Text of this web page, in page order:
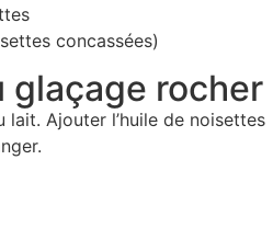
concassées)
glaçage rocher
Ajouter l’huile de noisettes